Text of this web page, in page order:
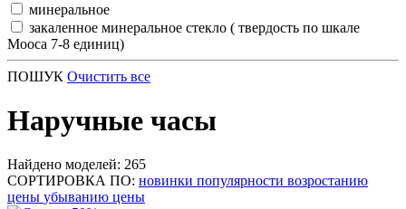
минеральное
закаленное минеральное стекло ( твердость по шкале
Мооса 7-8 единиц)
ПОШУК Очистить все
Наручные часы
Найдено моделей: 265
СОРТИРОВКА ПО: новинки популярности возростанию
цены убыванию цены